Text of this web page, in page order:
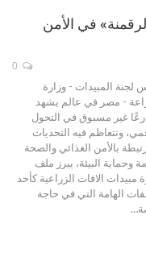
في الأمن
لجنة المبيدات - وزارة
- مصر في عالم يشهد
غير مسبوق في التحول
وتتعاظم فيه التحديات
بالأمن الغذائي والصحة
وحماية البيئة، يبرز ملف
مبيدات الافات الزراعية كأحد
الهامة التي في حاجة